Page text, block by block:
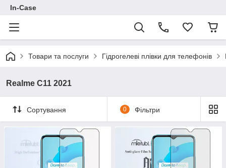
In-Case
Товари та послуги Гідрогелеві плівки для телефонів
Realme C11 2021
Сортування 0 Фільтри